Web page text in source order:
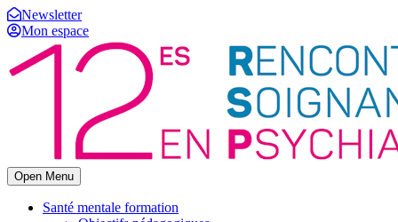
Newsletter
Mon espace
Open Menu
Santé mentale formation